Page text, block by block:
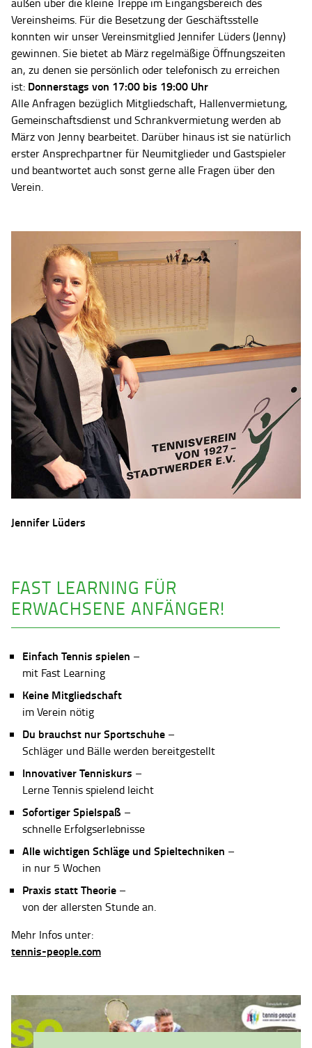
außen über die kleine Treppe im Eingangsbereich des
Vereinsheims. Für die Besetzung der Geschäftsstelle
konnten wir unser Vereinsmitglied Jennifer Lüders (Jenny)
gewinnen. Sie bietet ab März regelmäßige Öffnungszeiten
an, zu denen sie persönlich oder telefonisch zu erreichen
ist: Donnerstags von 17:00 bis 19:00 Uhr
Alle Anfragen bezüglich Mitgliedschaft, Hallenvermietung,
Gemeinschaftsdienst und Schrankvermietung werden ab
März von Jenny bearbeitet. Darüber hinaus ist sie natürlich
erster Ansprechpartner für Neumitglieder und Gastspieler
und beantwortet auch sonst gerne alle Fragen über den
Verein.
Jennifer Lüders
FAST LEARNING FÜR
ERWACHSENE ANFÄNGER!
Einfach Tennis spielen –
mit Fast Learning
Keine Mitgliedschaft
im Verein nötig
Du brauchst nur Sportschuhe –
Schläger und Bälle werden bereitgestellt
Innovativer Tenniskurs –
Lerne Tennis spielend leicht
Sofortiger Spielspaß –
schnelle Erfolgserlebnisse
Alle wichtigen Schläge und Spieltechniken –
in nur 5 Wochen
Praxis statt Theorie –
von der allersten Stunde an.
Mehr Infos unter:
tennis-people.com